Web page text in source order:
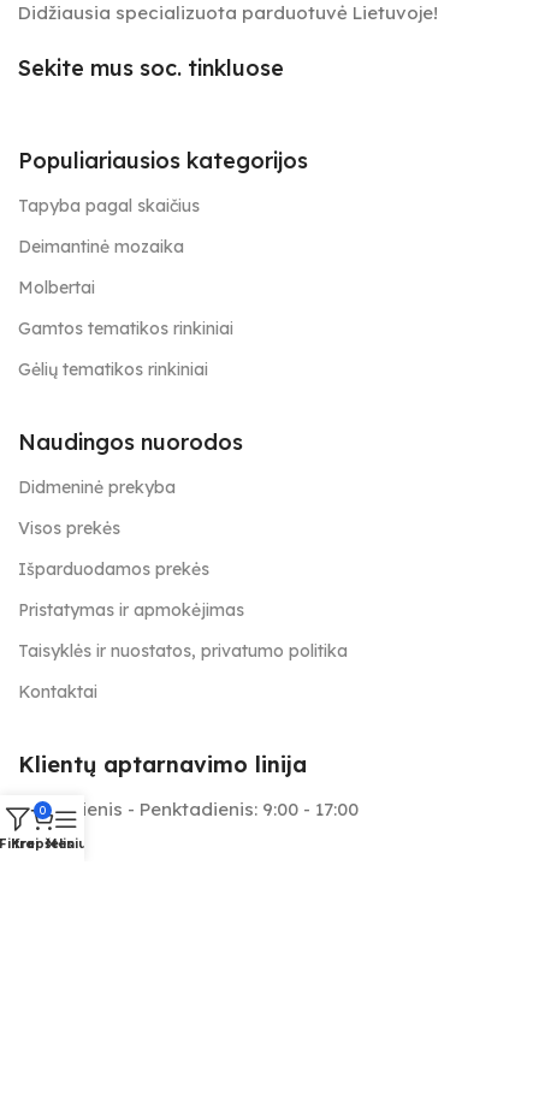
Didžiausia specializuota parduotuvė Lietuvoje!
Sekite mus soc. tinkluose
Populiariausios kategorijos
Tapyba pagal skaičius
Deimantinė mozaika
Molbertai
Gamtos tematikos rinkiniai
Gėlių tematikos rinkiniai
Naudingos nuorodos
Didmeninė prekyba
Visos prekės
Išparduodamos prekės
Pristatymas ir apmokėjimas
Taisyklės ir nuostatos, privatumo politika
Kontaktai
Klientų aptarnavimo linija
Pirmadienis - Penktadienis: 9:00 - 17:00
0
Krepšelis
Meniu